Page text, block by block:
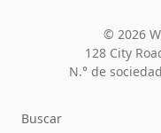
© 2026
128 City
N.° de
Buscar